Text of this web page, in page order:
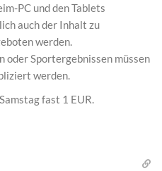
PC und den Tablets
auch der Inhalt zu
werden.
Sportergebnissen müssen
werden.
fast 1 EUR.